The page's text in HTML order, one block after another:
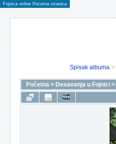
Fojnica online Pocetna stranica
Spisak albuma
Početna > Desavanja u Fojnici >